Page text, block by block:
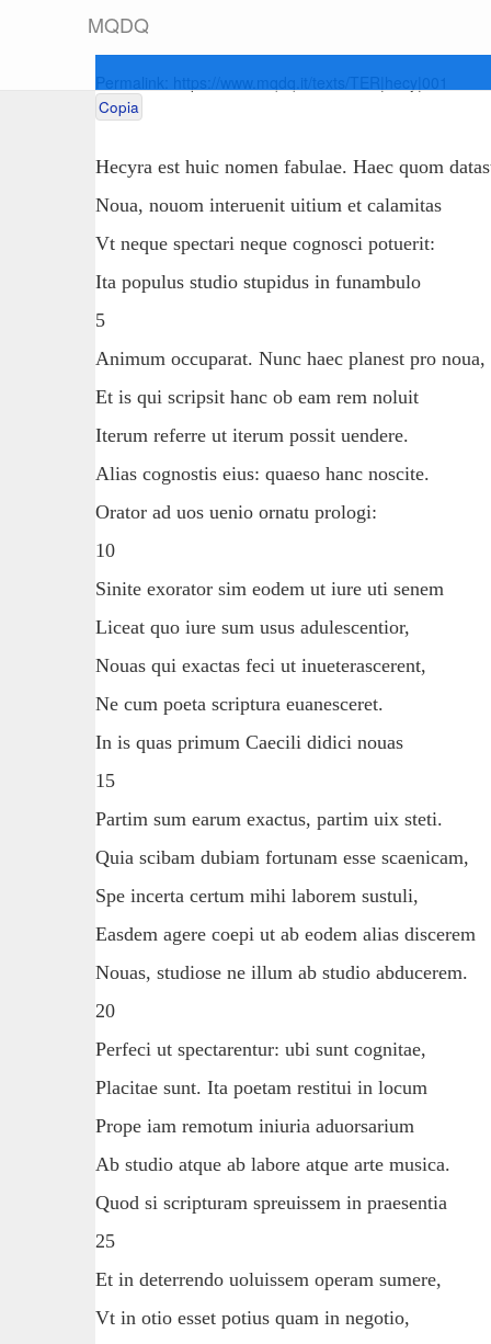
MQDQ
Copia
Hecyra est huic nomen fabulae. Haec quom
Noua, nouom interuenit uitium et calamitas
Vt neque spectari neque cognosci potuerit:
Ita populus studio stupidus in funambulo
5
Animum occuparat. Nunc haec planest pro noua,
Et is qui scripsit hanc ob eam rem noluit
Iterum referre ut iterum possit uendere.
Alias cognostis eius: quaeso hanc noscite.
Orator ad uos uenio ornatu prologi:
10
Sinite exorator sim eodem ut iure uti senem
Liceat quo iure sum usus adulescentior,
Nouas qui exactas feci ut inueterascerent,
Ne cum poeta scriptura euanesceret.
In is quas primum Caecili didici nouas
15
Partim sum earum exactus, partim uix steti.
Quia scibam dubiam fortunam esse scaenicam,
Spe incerta certum mihi laborem sustuli,
Easdem agere coepi ut ab eodem alias discerem
Nouas, studiose ne illum ab studio abducerem.
20
Perfeci ut spectarentur: ubi sunt cognitae,
Placitae sunt. Ita poetam restitui in locum
Prope iam remotum iniuria aduorsarium
Ab studio atque ab labore atque arte musica.
Quod si scripturam spreuissem in praesentia
25
Et in deterrendo uoluissem operam sumere,
Vt in otio esset potius quam in negotio,